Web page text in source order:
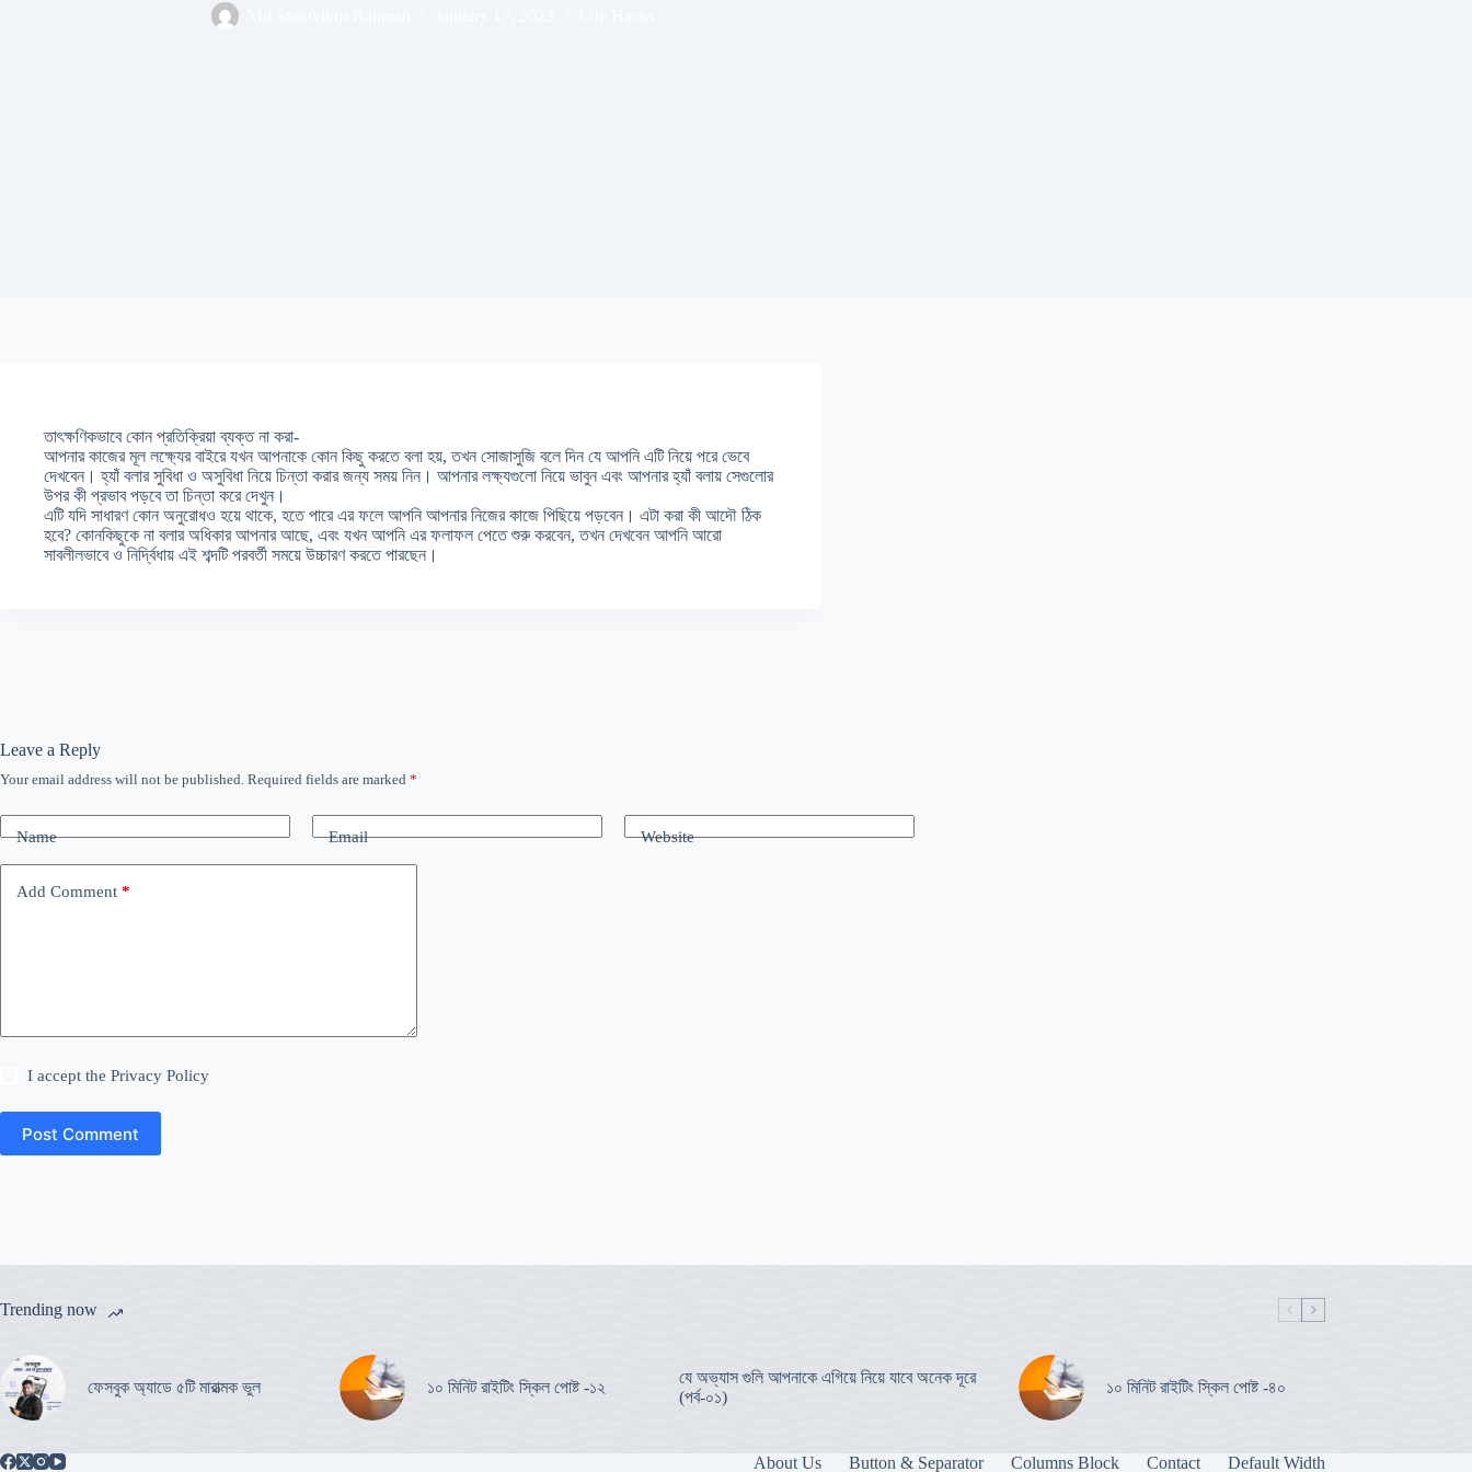
তাৎক্ষণিকভাবে কোন প্রতিক্রিয়া ব্যক্ত না করা-
আপনার কাজের মূল লক্ষ্যের বাইরে যখন আপনাকে কোন কিছু করতে বলা হয়, তখন সোজাসুজি বলে দিন যে আপনি এটি নিয়ে পরে ভেবে
দেখবেন। হ্যাঁ বলার সুবিধা ও অসুবিধা নিয়ে চিন্তা করার জন্য সময় নিন। আপনার লক্ষ্যগুলো নিয়ে ভাবুন এবং আপনার হ্যাঁ বলায় সেগুলোর
উপর কী প্রভাব পড়বে তা চিন্তা করে দেখুন।
এটি যদি সাধারণ কোন অনুরোধও হয়ে থাকে, হতে পারে এর ফলে আপনি আপনার নিজের কাজে পিছিয়ে পড়বেন। এটা করা কী আদৌ ঠিক
হবে? কোনকিছুকে না বলার অধিকার আপনার আছে, এবং যখন আপনি এর ফলাফল পেতে শুরু করবেন, তখন দেখবেন আপনি আরো
সাবলীলভাবে ও নির্দ্বিধায় এই শব্দটি পরবর্তী সময়ে উচ্চারণ করতে পারছেন।
Leave a Reply
Your email address will not be published. Required fields are marked *
Name Email Website
Add Comment *
I accept thePrivacy Policy
Post Comment
Trending now
ফেসবুক অ্যাডে ৫টি মারাত্মক ভুল ১০ মিনিট রাইটিং স্কিল পোষ্ট -১২
যে অভ্যাস গুলি আপনাকে এগিয়ে নিয়ে যাবে অনেক দূরে
(পর্ব-০১)
১০ মিনিট রাইটিং স্কিল পোষ্ট -৪০
About Us Button & Separator Columns Block Contact Default Width